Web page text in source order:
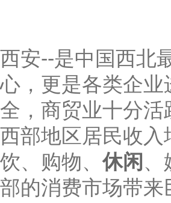
西安--是中国西北
心，更是各类企
全，商贸业十分
西部地区居民收
饮、购物、休闲 、
部的消费市场带